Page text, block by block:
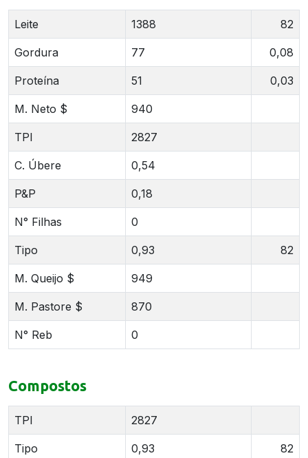
Leite 1388 82
Gordura 77 0,08
Proteína 51 0,03
M. Neto $ 940
TPI 2827
C. Úbere 0,54
P&P 0,18
N° Filhas 0
Tipo 0,93 82
M. Queijo $ 949
M. Pastore $ 870
N° Reb 0
Compostos
TPI 2827
Tipo 0,93 82